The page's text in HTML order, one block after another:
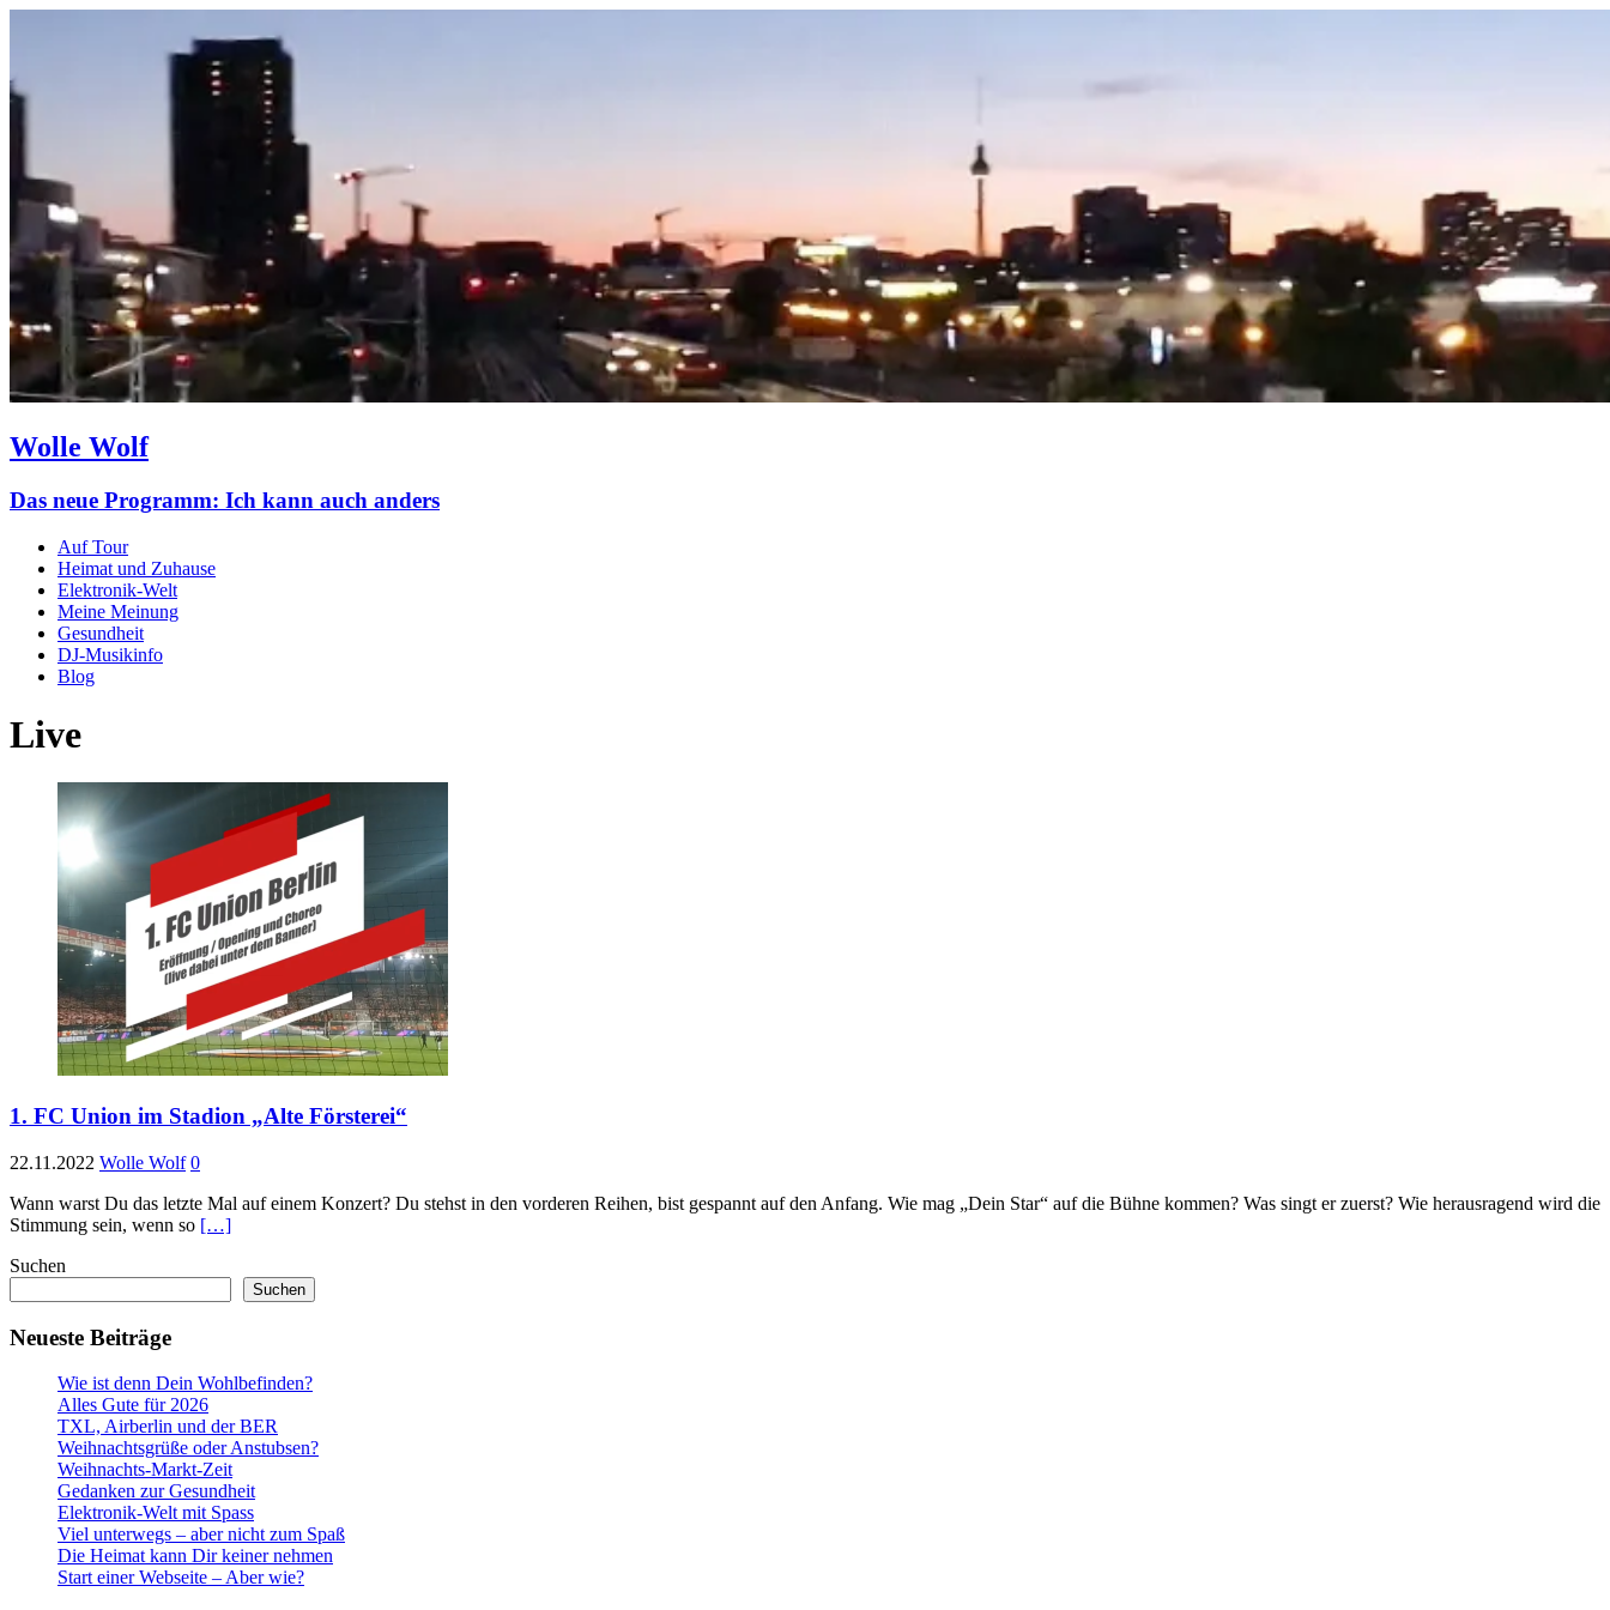
Wolle Wolf
Das neue Programm: Ich kann auch anders
Auf Tour
Heimat und Zuhause
Elektronik-Welt
Meine Meinung
Gesundheit
DJ-Musikinfo
Blog
Live
1. FC Union im Stadion „Alte Försterei“
22.11.2022 Wolle Wolf 0
Wann warst Du das letzte Mal auf einem Konzert? Du stehst in den vorderen Reihen, bist gespannt auf den Anfang. Wie mag „Dein Star“ auf die Bühne kommen? Was singt er zuerst? Wie herausragend wird die
Stimmung sein, wenn so […]
Suchen
Suchen
Neueste Beiträge
Wie ist denn Dein Wohlbefinden?
Alles Gute für 2026
TXL, Airberlin und der BER
Weihnachtsgrüße oder Anstubsen?
Weihnachts-Markt-Zeit
Gedanken zur Gesundheit
Elektronik-Welt mit Spass
Viel unterwegs – aber nicht zum Spaß
Die Heimat kann Dir keiner nehmen
Start einer Webseite – Aber wie?